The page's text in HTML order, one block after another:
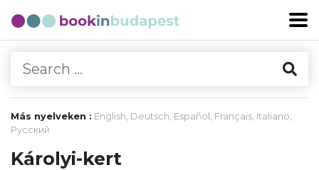
Más nyelveken : English, Deutsch, Español , Français, Italiano,
Русский
Károlyi-kert